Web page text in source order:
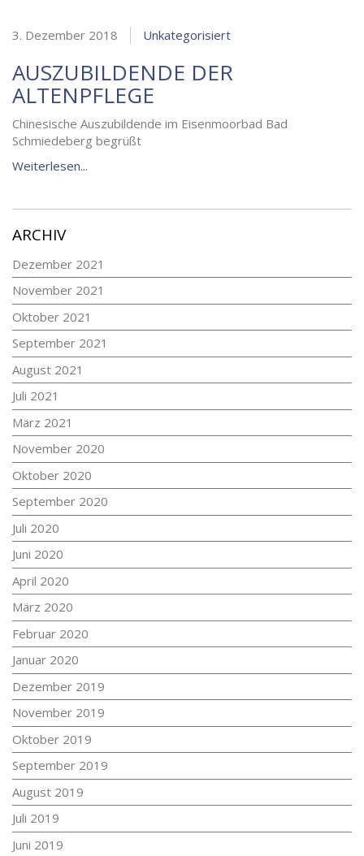
3. Dezember 2018 Unkategorisiert
AUSZUBILDENDE DER
ALTENPFLEGE
Chinesische Auszubildende im Eisenmoorbad Bad
Schmiedeberg begrüßt
Weiterlesen...
ARCHIV
Dezember 2021
November 2021
Oktober 2021
September 2021
August 2021
Juli 2021
März 2021
November 2020
Oktober 2020
September 2020
Juli 2020
Juni 2020
April 2020
März 2020
Februar 2020
Januar 2020
Dezember 2019
November 2019
Oktober 2019
September 2019
August 2019
Juli 2019
Juni 2019